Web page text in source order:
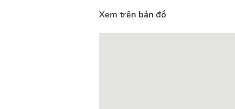
Xem trên bản đồ